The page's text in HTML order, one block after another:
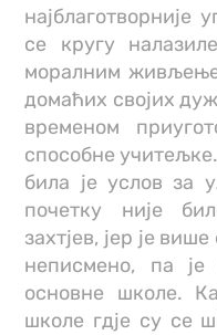
најблаготворније
се кругу
моралним
домаћих својих
временом
способне
била је услов за
почетку није
захтјев, јер је
неписмено, па је
основне школе.
школе гдје су се